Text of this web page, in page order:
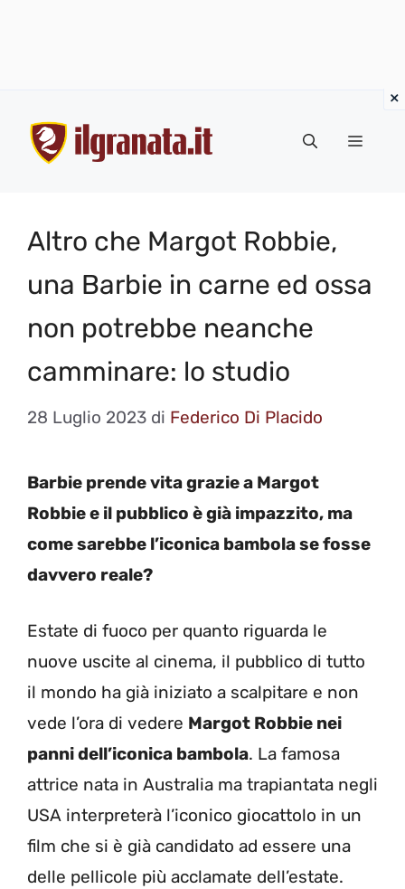
contenuto
Menu
Altro che Margot Robbie,
una Barbie in carne ed ossa
non potrebbe neanche
camminare: lo studio
28 Luglio 2023 di Federico Di Placido
Barbie prende vita grazie a Margot
Robbie e il pubblico è già impazzito, ma
come sarebbe l’iconica bambola se fosse
davvero reale?
Estate di fuoco per quanto riguarda le
nuove uscite al cinema, il pubblico di tutto
il mondo ha già iniziato a scalpitare e non
vede l’ora di vedere Margot Robbie nei
panni dell’iconica bambola. La famosa
attrice nata in Australia ma trapiantata negli
USA interpreterà l’iconico giocattolo in un
film che si è già candidato ad essere una
delle pellicole più acclamate dell’estate.